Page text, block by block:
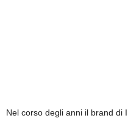
Nel corso degli anni il brand di